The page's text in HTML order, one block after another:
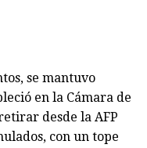
se mantuvo
en la Cámara de
desde la AFP
con un tope